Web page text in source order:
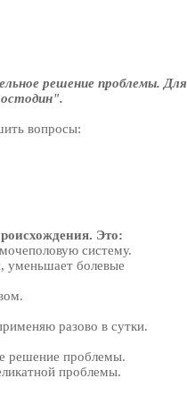
решение проблемы. Для
вопросы:
Это:
систему.
уменьшает болевые
разово в сутки.
решение проблемы.
проблемы.